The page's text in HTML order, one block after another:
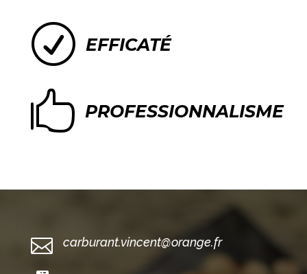
R EFFICATÉ
 PROFESSIONNALISME
 carburant.vincent@orange.fr